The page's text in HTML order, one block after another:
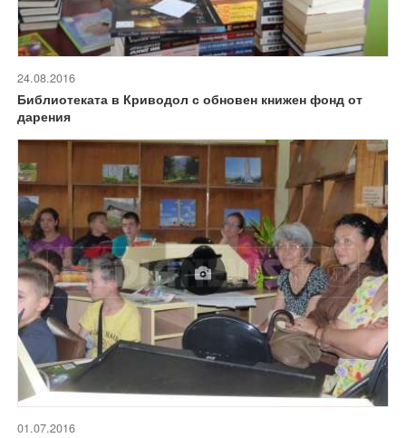
24.08.2016
Библиотеката в Криводол с обновен книжен фонд от
дарения
01.07.2016